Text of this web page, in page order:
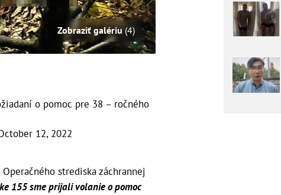
Zobraziť galériu(4)
o pomoc pre 38 – ročného
12, 2022
strediska záchrannej
155 sme prijali volanie o pomoc